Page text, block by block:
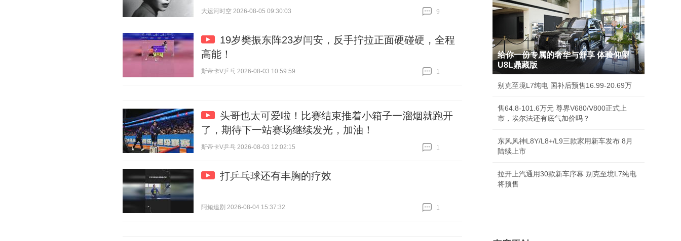
大运河时空 2026-08-05 09:30:03
9
19岁樊振东阵23岁闫安，反手拧拉正面硬碰硬，全程
高能！
斯帝卡V乒乓 2026-08-03 10:59:59
1
头哥也太可爱啦！比赛结束推着小箱子一溜烟就跑开
了，期待下一站赛场继续发光，加油！
斯帝卡V乒乓 2026-08-03 12:02:15
1
打乒乓球还有丰胸的疗效
阿鳓追剧 2026-08-04 15:37:32
1
给你一份专属的奢华与舒享 体验仰望
U8L鼎藏版
别克至境L7纯电 国补后预售16.99-20.69万
售64.8-101.6万元 尊界V680/V800正式上
市，埃尔法还有底气加价吗？
东风风神L8Y/L8+/L9三款家用新车发布 8月
陆续上市
拉开上汽通用30款新车序幕 别克至境L7纯电
将预售